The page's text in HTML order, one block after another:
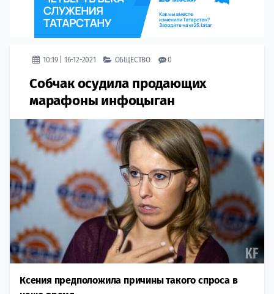
10:19 | 16-12-2021 ОБЩЕСТВО 0
Собчак осудила продающих
марафоны ‎инфоцыган
Ксения предположила причины такого спроса в